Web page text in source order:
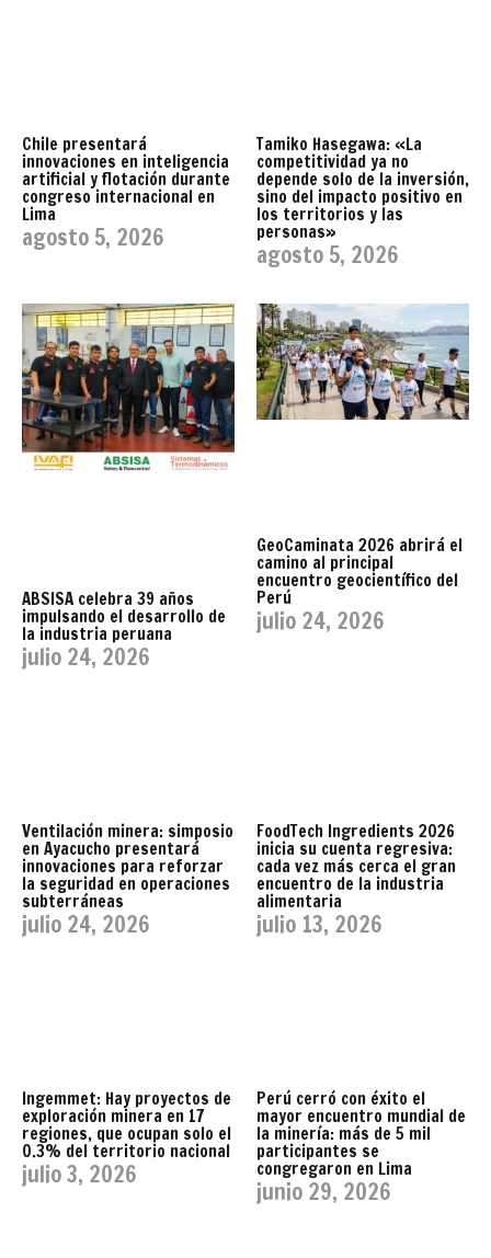
Chile presentará
innovaciones en inteligencia
artificial y flotación durante
congreso internacional en
Lima
agosto 5, 2026
Tamiko Hasegawa: «La
competitividad ya no
depende solo de la inversión,
sino del impacto positivo en
los territorios y las
personas»
agosto 5, 2026
ABSISA celebra 39 años
impulsando el desarrollo de
la industria peruana
julio 24, 2026
GeoCaminata 2026 abrirá el
camino al principal
encuentro geocientífico del
Perú
julio 24, 2026
Ventilación minera: simposio
en Ayacucho presentará
innovaciones para reforzar
la seguridad en operaciones
subterráneas
julio 24, 2026
FoodTech Ingredients 2026
inicia su cuenta regresiva:
cada vez más cerca el gran
encuentro de la industria
alimentaria
julio 13, 2026
Ingemmet: Hay proyectos de
exploración minera en 17
regiones, que ocupan solo el
0.3% del territorio nacional
julio 3, 2026
Perú cerró con éxito el
mayor encuentro mundial de
la minería: más de 5 mil
participantes se
congregaron en Lima
junio 29, 2026